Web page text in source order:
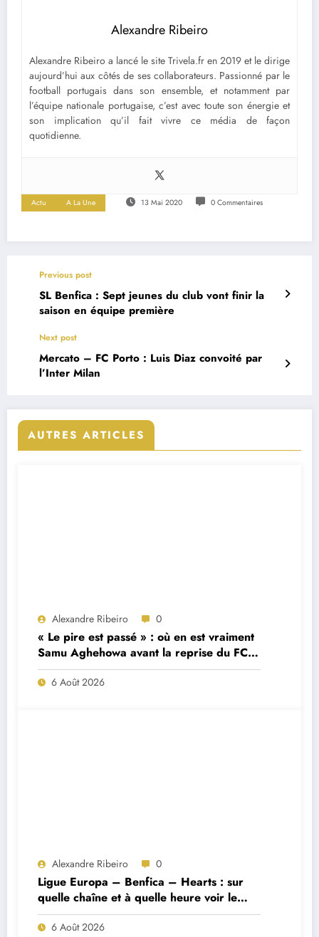
Alexandre Ribeiro
Alexandre Ribeiro a lancé le site Trivela.fr en 2019 et le dirige
aujourd’hui aux côtés de ses collaborateurs. Passionné par le
football portugais dans son ensemble, et notamment par
l’équipe nationale portugaise, c’est avec toute son énergie et
son implication qu’il fait vivre ce média de façon
quotidienne.
Actu A La Une 13 Mai 2020 0 Commentaires
Previous post
SL Benfica : Sept jeunes du club vont finir la
saison en équipe première
Next post
Mercato – FC Porto : Luis Diaz convoité par
l’Inter Milan
AUTRES ARTICLES
Alexandre Ribeiro 0
« Le pire est passé » : où en est vraiment
Samu Aghehowa avant la reprise du FC
Porto ?
6 Août 2026
Alexandre Ribeiro 0
Ligue Europa – Benfica – Hearts : sur
quelle chaîne et à quelle heure voir le
match ?
6 Août 2026